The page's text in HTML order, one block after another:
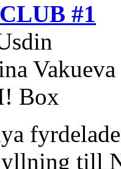
#1
Vakueva
Box
till